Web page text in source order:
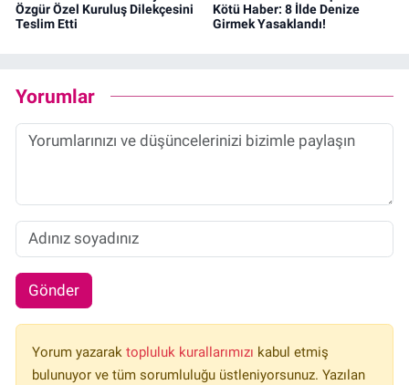
Özgür Özel Kuruluş Dilekçesini
Teslim Etti
Kötü Haber: 8 İlde Denize
Girmek Yasaklandı!
Yorumlar
Gönder
Yorum yazarak topluluk kurallarımızı kabul etmiş
bulunuyor ve tüm sorumluluğu üstleniyorsunuz. Yazılan